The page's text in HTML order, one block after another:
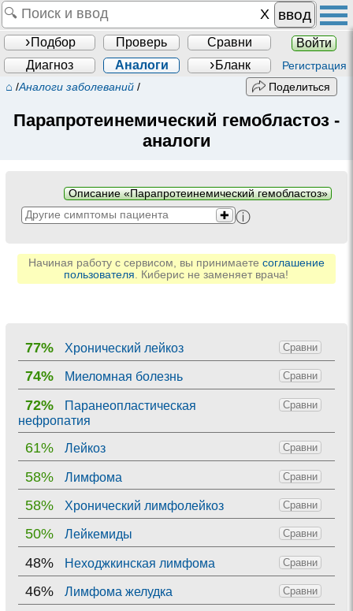
ввод
Подбор Проверь Сравни
Войти
Диагноз
Аналоги Бланк Регистрация
⌂ /Аналоги заболеваний / Поделиться
Парапротеинемический гемобластоз -
аналоги
Описание «Парапротеинемический гемобластоз»
✚ ⓘ
Начиная работу с сервисом, вы принимаете соглашение
пользователя. Киберис не заменяет врача!
77% Сравни
Хронический лейкоз
74% Сравни
Миеломная болезнь
72% Сравни
Паранеопластическая
нефропатия
61% Сравни
Лейкоз
58% Сравни
Лимфома
58% Сравни
Хронический лимфолейкоз
50% Сравни
Лейкемиды
48% Сравни
Неходжкинская лимфома
46% Сравни
Лимфома желудка